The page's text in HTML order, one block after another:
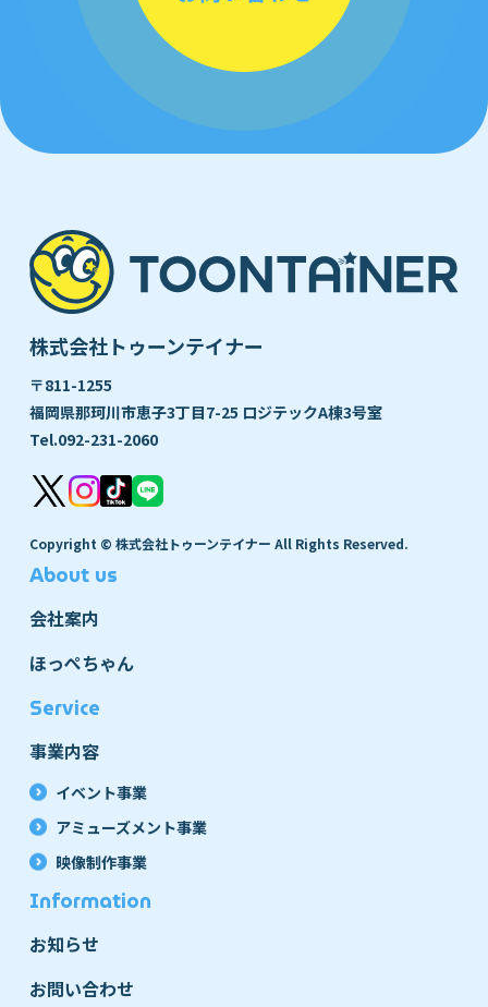
株式会社トゥーンテイナー
〒811-1255
福岡県那珂川市恵子3丁目7-25 ロジテックA棟3号室
Tel.092-231-2060
Copyright © 株式会社トゥーンテイナー All Rights Reserved.
About us
会社案内
ほっぺちゃん
Service
事業内容
イベント事業
アミューズメント事業
映像制作事業
Information
お知らせ
お問い合わせ